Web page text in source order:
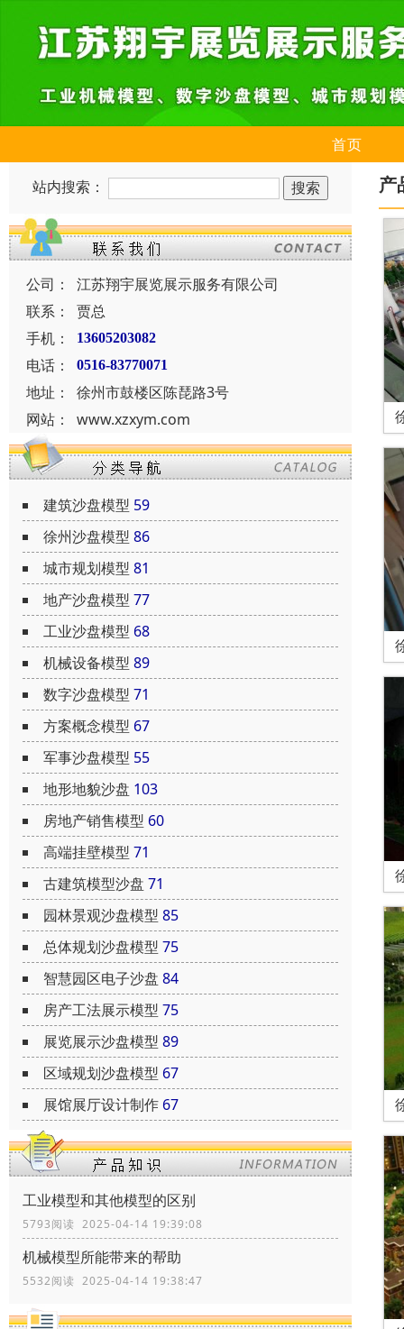
首页
站内搜索：
公司：
江苏翔宇展览展示服务有限公司
联系：
贾总
手机：
13605203082
电话： 0516-83770071
地址：
徐州市鼓楼区陈琵路3号
网站：
www.xzxym.com
建筑沙盘模型 59
徐州沙盘模型 86
城市规划模型 81
地产沙盘模型 77
工业沙盘模型 68
机械设备模型 89
数字沙盘模型 71
方案概念模型 67
军事沙盘模型 55
地形地貌沙盘 103
房地产销售模型 60
高端挂壁模型 71
古建筑模型沙盘 71
园林景观沙盘模型 85
总体规划沙盘模型 75
智慧园区电子沙盘 84
房产工法展示模型 75
展览展示沙盘模型 89
区域规划沙盘模型 67
展馆展厅设计制作 67
工业模型和其他模型的区别
5793阅读 2025-04-14 19:39:08
机械模型所能带来的帮助
5532阅读 2025-04-14 19:38:47
产